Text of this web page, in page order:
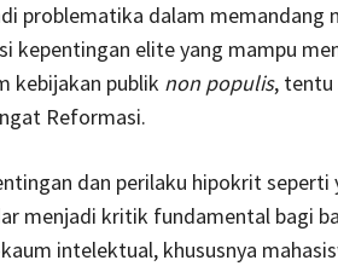
problematika dalam memandang
kepentingan elite yang mampu
kebijakan publik non populis, tentu
Reformasi.
dan perilaku hipokrit
menjadi kritik fundamental bagi
intelektual, khususnya